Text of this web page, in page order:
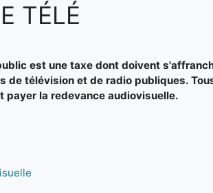
TÉLÉ
est une taxe dont doivent
de télévision et de radio publiques.
la redevance audiovisuelle.